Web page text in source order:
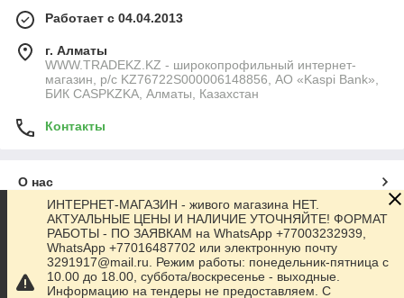
Работает с 04.04.2013
г. Алматы
WWW.TRADEKZ.KZ - широкопрофильный интернет-
магазин, р/с KZ76722S000006148856, АО «Kaspi Bank»,
БИК CASPKZKA, Алматы, Казахстан
Контакты
О нас
Контакты
Доставка и оплата
ИНТЕРНЕТ-МАГАЗИН - живого магазина НЕТ.
АКТУАЛЬНЫЕ ЦЕНЫ И НАЛИЧИЕ УТОЧНЯЙТЕ! ФОРМАТ
РАБОТЫ - ПО ЗАЯВКАМ на WhatsApp +77003232939,
WhatsApp +77016487702 или электронную почту
3291917@mail.ru. Режим работы: понедельник-пятница с
10.00 до 18.00, суббота/воскресенье - выходные.
Информацию на тендеры не предоставляем. С